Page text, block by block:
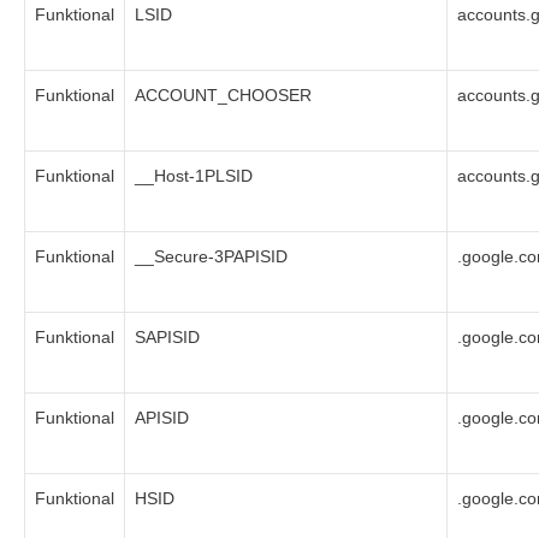
Funktional LSID
Funktional ACCOUNT_CHOOSER
Funktional __Host-1PLSID
Funktional __Secure-3PAPISID
Funktional SAPISID
Funktional APISID
Funktional HSID